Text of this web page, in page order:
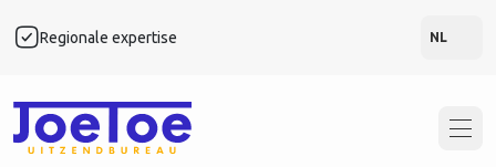
Regionale expertise NL